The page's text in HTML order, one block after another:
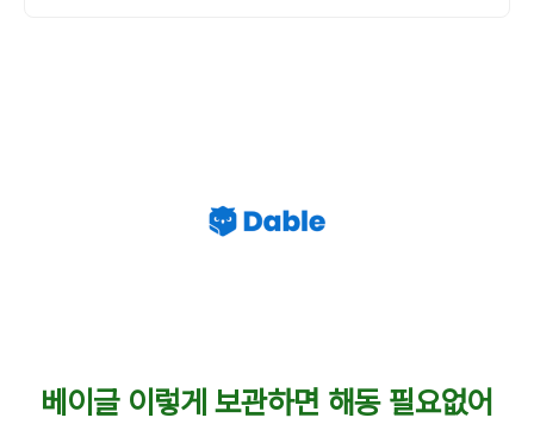
베이글 이렇게 보관하면 해동 필요없어